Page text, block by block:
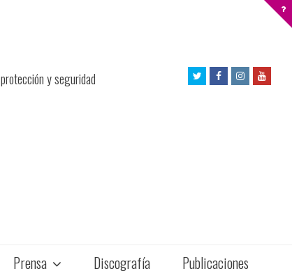
y seguridad
TwitterFacebookInstagram
Prensa Discografía Publicaciones